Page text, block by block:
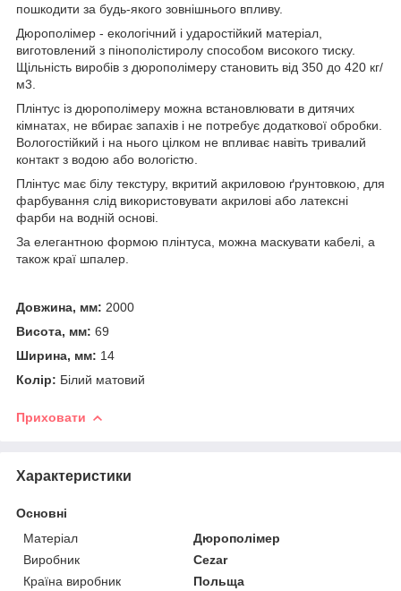
пошкодити за будь-якого зовнішнього впливу.
Дюрополімер - екологічний і ударостійкий матеріал,
виготовлений з пінополістиролу способом високого тиску.
Щільність виробів з дюрополімеру становить від 350 до 420 кг/
м3
Плінтус із дюрополімеру можна встановлювати в дитячих
кімнатах, не вбирає запахів і не потребує додаткової обробки.
Вологостійкий і на нього цілком не впливає навіть тривалий
контакт з водою або вологістю.
Плінтус має білу текстуру, вкритий акриловою ґрунтовкою, для
фарбування слід використовувати акрилові або латексні
фарби на водній основі.
За елегантною формою плінтуса, можна маскувати кабелі, а
також краї шпалер.
Довжина, мм: 2000
Висота, мм: 69
Ширина, мм: 14
Колір: Білий матовий
Приховати
Характеристики
Основні
Матеріал
Дюрополімер
Виробник
Cezar
Країна виробник
Польща